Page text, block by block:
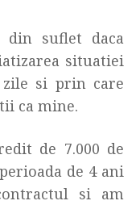
din suflet daca
situatiei
si prin care
ca mine.
de 7.000 de
de 4 ani
si am